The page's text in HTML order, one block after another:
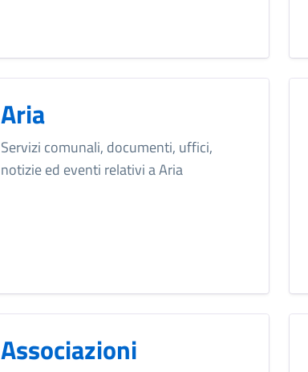
Aria
Servizi comunali, documenti, uffici,
notizie ed eventi relativi a Aria
Associazioni